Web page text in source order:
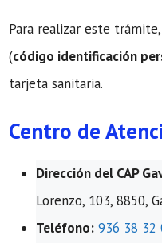
Para realizar este
(código identificación
tarjeta sanitaria.
Centro de
Dirección del CAP
Lorenzo, 103, 8850,
Teléfono: 936 38 32